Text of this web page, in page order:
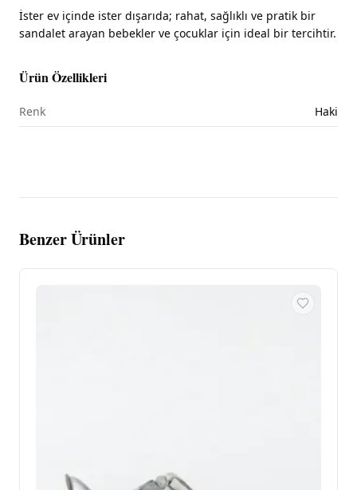
İster ev içinde ister dışarıda; rahat, sağlıklı ve pratik bir
sandalet arayan bebekler ve çocuklar için ideal bir tercihtir.
Ürün Özellikleri
Renk Haki
Benzer Ürünler